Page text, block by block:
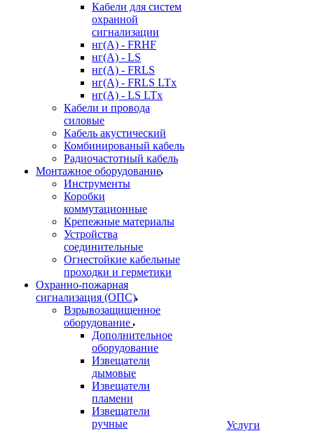
Кабели для систем
охранной
сигнализации
нг(A) - FRHF
нг(A) - LS
нг(А) - FRLS
нг(А) - FRLS LTx
нг(А) - LS LTx
Кабели и провода
силовые
Кабель акустический
Комбинированый кабель
Радиочастотный кабель
Монтажное оборудование
Инструменты
Коробки
коммутационные
Крепежные материалы
Устройства
соединительные
Огнестойкие кабельные
проходки и герметики
Охранно-пожарная
сигнализация (ОПС)
Взрывозащищенное
оборудование
Дополнительное
оборудование
Извещатели
дымовые
Извещатели
пламени
Извещатели
ручные
Услуги